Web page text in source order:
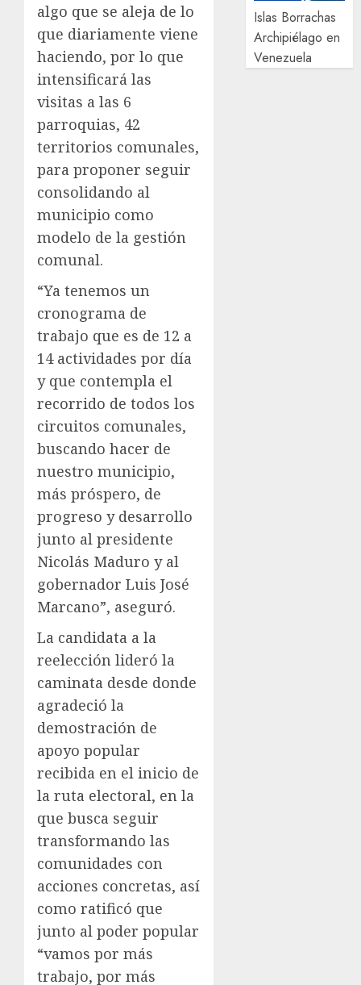
algo que se aleja de lo
que diariamente viene
haciendo, por lo que
intensificará las
visitas a las 6
parroquias, 42
territorios comunales,
para proponer seguir
consolidando al
municipio como
modelo de la gestión
comunal.
“Ya tenemos un
cronograma de
trabajo que es de 12 a
14 actividades por día
y que contempla el
recorrido de todos los
circuitos comunales,
buscando hacer de
nuestro municipio,
más próspero, de
progreso y desarrollo
junto al presidente
Nicolás Maduro y al
gobernador Luis José
Marcano”, aseguró.
La candidata a la
reelección lideró la
caminata desde donde
agradeció la
demostración de
apoyo popular
recibida en el inicio de
la ruta electoral, en la
que busca seguir
transformando las
comunidades con
acciones concretas, así
como ratificó que
junto al poder popular
“vamos por más
trabajo, por más
Islas Borrachas
Archipiélago en
Venezuela